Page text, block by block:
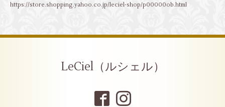
https://store.shopping.yahoo.co.jp/leciel-shop/p00000ob.html
LeCiel（ルシェル）